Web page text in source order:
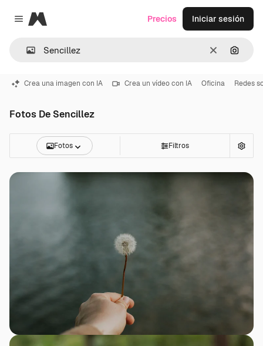
Close menu
Magnific
Borrar
Precios Iniciar sesión
Crea una imagen con IA Crea un vídeo con IA Oficina Redes
Fotos De Sencillez
Fotos Filtros